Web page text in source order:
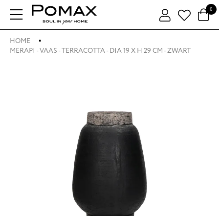
0
HOME
MERAPI - VAAS - TERRACOTTA - DIA 19 X H 29 CM - ZWART